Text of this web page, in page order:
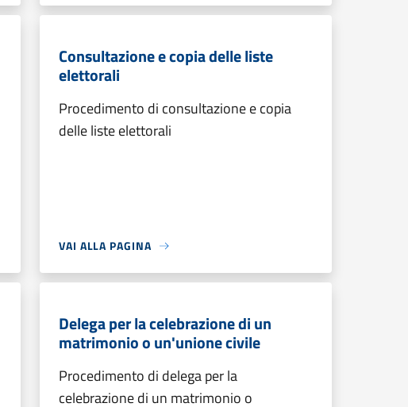
Consultazione e copia delle liste
elettorali
Procedimento di consultazione e copia
delle liste elettorali
VAI ALLA PAGINA
Delega per la celebrazione di un
matrimonio o un'unione civile
Procedimento di delega per la
celebrazione di un matrimonio o